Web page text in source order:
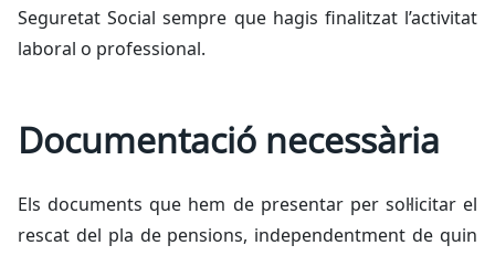
Seguretat Social sempre que hagis finalitzat l’activitat
laboral o professional.
Documentació necessària
Els documents que hem de presentar per sol·licitar el
rescat del pla de pensions, independentment de quin